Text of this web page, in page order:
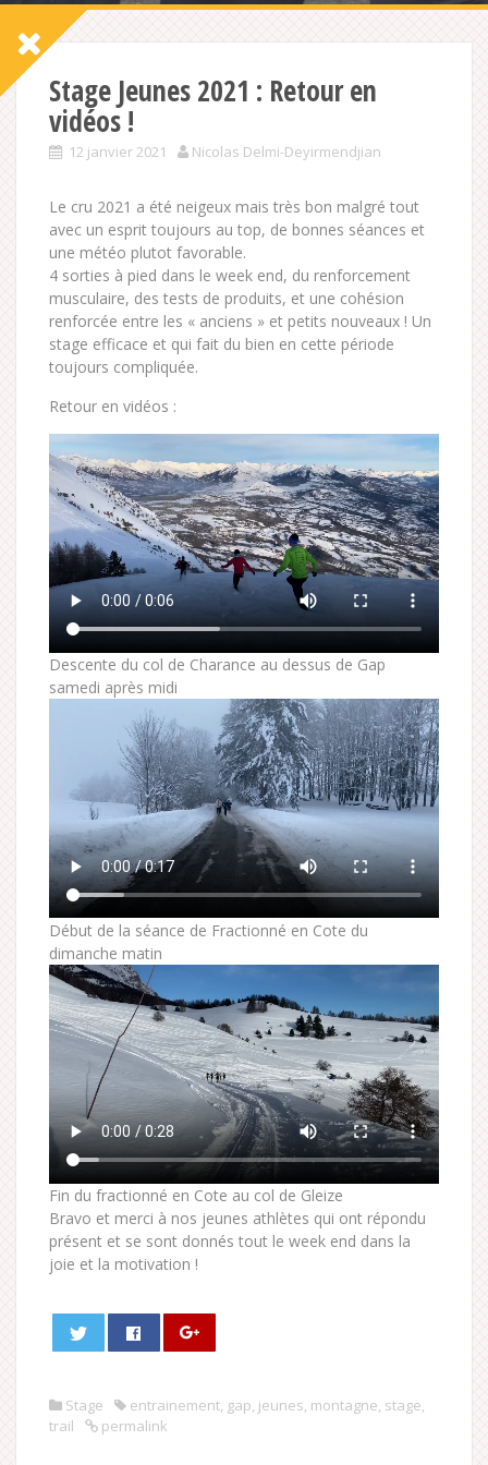
Stage Jeunes 2021 : Retour en
vidéos !
12 janvier 2021 Nicolas Delmi-Deyirmendjian
Le cru 2021 a été neigeux mais très bon malgré tout
avec un esprit toujours au top, de bonnes séances et
une météo plutot favorable.
4 sorties à pied dans le week end, du renforcement
musculaire, des tests de produits, et une cohésion
renforcée entre les « anciens » et petits nouveaux ! Un
stage efficace et qui fait du bien en cette période
toujours compliquée.
Retour en vidéos :
Descente du col de Charance au dessus de Gap
samedi après midi
Début de la séance de Fractionné en Cote du
dimanche matin
Fin du fractionné en Cote au col de Gleize
Bravo et merci à nos jeunes athlètes qui ont répondu
présent et se sont donnés tout le week end dans la
joie et la motivation !
Stage entrainement, gap, jeunes, montagne, stage,
trail
permalink